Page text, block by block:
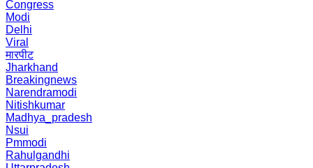
Congress
Modi
Delhi
Viral
मारपीट
Jharkhand
Breakingnews
Narendramodi
Nitishkumar
Madhya_pradesh
Nsui
Pmmodi
Rahulgandhi